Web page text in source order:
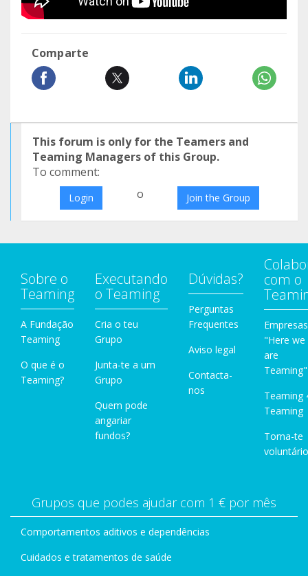
Comparte
This forum is only for the Teamers and
Teaming Managers of this Group.
To comment:
Login o Join the Group
Sobre o
Teaming
A Fundação
Teaming
O que é o
Teaming?
Executando
o Teaming
Cria o teu
Grupo
Junta-te a um
Grupo
Quem pode
angariar
fundos?
Dúvidas?
Perguntas
Frequentes
Aviso legal
Contacta-
nos
com o
Empresas
"Here we
are
Teaming"
Teaming
Teaming
Torna-te
Grupos que podes ajudar com 1 € por mês
Comportamentos aditivos e dependências
Cuidados e tratamentos de saúde